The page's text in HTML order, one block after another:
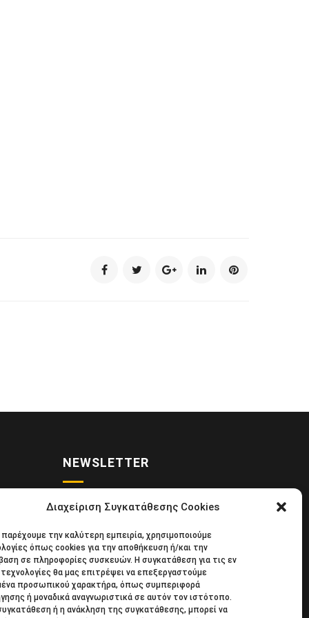
Διαχείριση Συγκατάθεσης Cookies
παρέχουμε την καλύτερη εμπειρία, χρησιμοποιούμε
όπως cookies για την αποθήκευση ή/και την
σε πληροφορίες συσκευών. Η συγκατάθεση για τις εν
θα μας επιτρέψει να επεξεργαστούμε
προσωπικού χαρακτήρα, όπως συμπεριφορά
ή μοναδικά αναγνωριστικά σε αυτόν τον ιστότοπο.
ή η ανάκληση της συγκατάθεσης, μπορεί να
NEWSLETTER
Κάντε εγγραφή στο ηλεκτρονικό μας
φυλλάδιο και μείνετε στο επίκεντρο
της οικονομικής επικαιρότητας.